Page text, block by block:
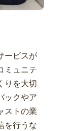
ービスが
ミュニテ
りを大切
ックやア
ストの業
を行うな